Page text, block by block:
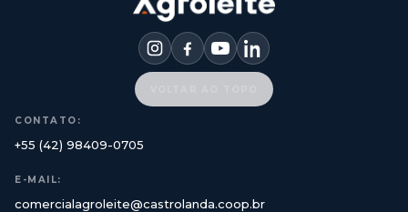
CONTATO:
+55 (42) 98409-0705
E-MAIL:
comercialagroleite@castrolanda.coop.br